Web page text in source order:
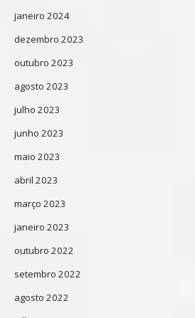
janeiro 2024
dezembro 2023
outubro 2023
agosto 2023
julho 2023
junho 2023
maio 2023
abril 2023
março 2023
janeiro 2023
outubro 2022
setembro 2022
agosto 2022